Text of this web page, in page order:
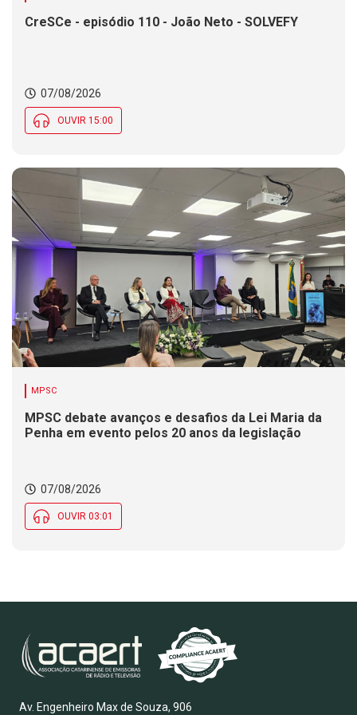
CreSCe - episódio 110 - João Neto - SOLVEFY
07/08/2026
OUVIR 15:00
MPSC
MPSC debate avanços e desafios da Lei Maria da
Penha em evento pelos 20 anos da legislação
07/08/2026
OUVIR 03:01
Av. Engenheiro Max de Souza, 906